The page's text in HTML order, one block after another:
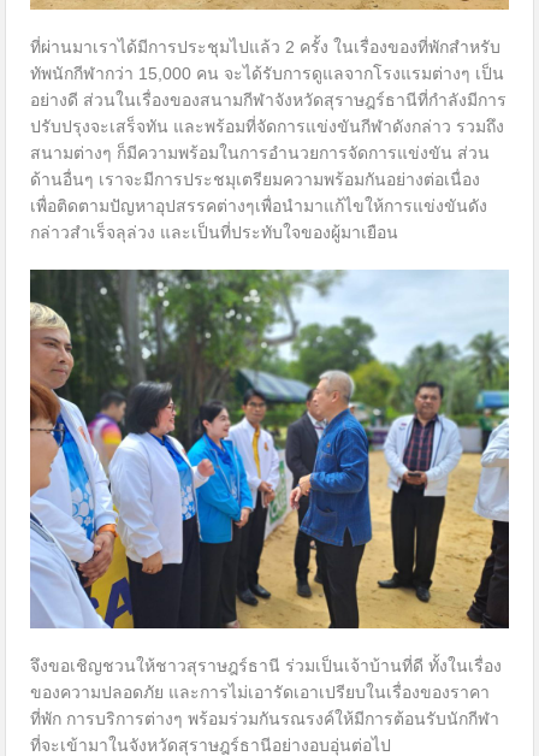
ที่ผ่านมาเราได้มีการประชุมไปแล้ว 2 ครั้ง ในเรื่องของที่พักสำหรับ
ทัพนักกีฬากว่า 15,000 คน จะได้รับการดูแลจากโรงแรมต่างๆ เป็น
อย่างดี ส่วนในเรื่องของสนามกีฬาจังหวัดสุราษฎร์ธานีที่กำลังมีการ
ปรับปรุงจะเสร็จทัน และพร้อมที่จัดการแข่งขันกีฬาดังกล่าว รวมถึง
สนามต่างๆ ก็มีความพร้อมในการอำนวยการจัดการแข่งขัน ส่วน
ด้านอื่นๆ เราจะมีการประชมุเตรียมความพร้อมกันอย่างต่อเนื่อง
เพื่อติดตามปัญหาอุปสรรคต่างๆเพื่อนำมาแก้ไขให้การแข่งขันดัง
กล่าวสำเร็จลุล่วง และเป็นที่ประทับใจของผู้มาเยือน
จึงขอเชิญชวนให้ชาวสุราษฎร์ธานี ร่วมเป็นเจ้าบ้านที่ดี ทั้งในเรื่อง
ของความปลอดภัย และการไม่เอารัดเอาเปรียบในเรื่องของราคา
ที่พัก การบริการต่างๆ พร้อมร่วมกันรณรงค์ให้มีการต้อนรับนักกีฬา
ที่จะเข้ามาในจังหวัดสุราษฎร์ธานีอย่างอบอุ่นต่อไป